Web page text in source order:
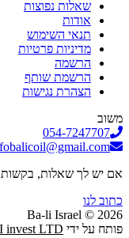
שאלות נפוצות
אודות
תנאי השימוש
מדיניות פרטיות
הרשמה
הרשמת שותף
הצהרת נגישות
משוב
054-7247707
אם יש לך שאלות,
כתוב לנו
2026 © Ba-li Israel
פותח על ידי invest LTD